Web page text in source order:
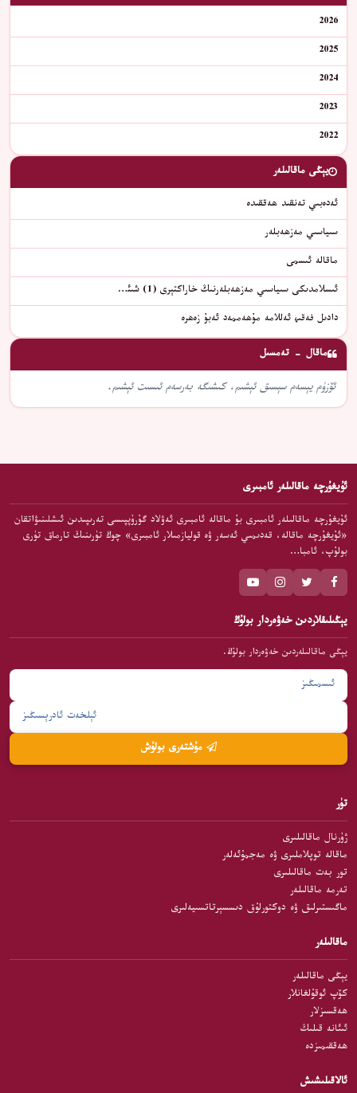
2026
2025
2024
2023
2022
يېڭى ماقالىلەر
ئەدەبىي تەنقىد ھەققىدە
سىياسىي مەزھەبلەر
ماقالە ئىسمى
ئىسلامدىكى سىياسىي مەزھەبلەرنىڭ خاراكتېرى (1) شىئ…
دادىل فەقىھ ئەللامە مۇھەممەد ئەبۇ زەھرە
ماقال - تەمسىل
ئۆزۈم يېسەم سېسىق ئېشىم، كىشىگە بەرسەم ئىسىت ئېشىم.
ئۇيغۇرچە ماقالىلەر ئامبىرى
ئۇيغۇرچە ماقالىلەر ئامبىرى بۇ ماقالە ئامبىرى ئەۋلاد گۇرۇپپىسى تەرىپىدىن ئىشلىنىۋاتقان
«ئۇيغۇرچە ماقالە، قەدىمىي ئەسەر ۋە قوليازمىلار ئامبىرى» چوڭ تۈرىنىڭ تارماق تۈرى
بولۇپ، ئامبا…
يېڭىلىقلاردىن خەۋەردار بولۇڭ
يېڭى ماقالىلەردىن خەۋەردار بولۇڭ.
تۈر
ژۇرنال ماقالىلىرى
ماقالە توپلاملىرى ۋە مەجمۇئەلەر
تور بەت ماقالىلىرى
تەرمە ماقالىلەر
ماگىستىرلىق ۋە دوكتورلۇق دىسسېرتاتسىيەلىرى
ماقالىلەر
يېڭى ماقالىلەر
كۆپ ئوقۇلغانلار
ھەقسىزلار
ئىئانە قىلىڭ
ھەققىمىزدە
ئالاقىلىشىش